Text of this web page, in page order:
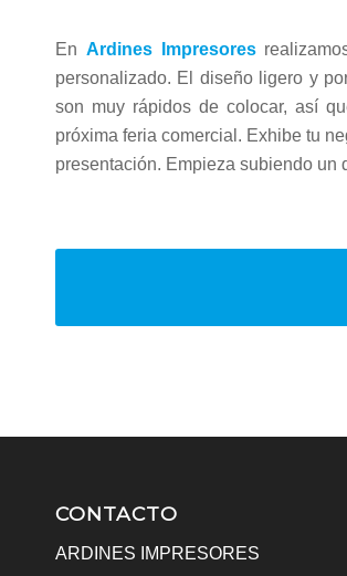
En Ardines Impresores
personalizado. El diseño ligero y
son muy rápidos de colocar, así
próxima feria comercial. Exhibe tu
presentación. Empieza subiendo un
CONTACTO
ARDINES IMPRESORES